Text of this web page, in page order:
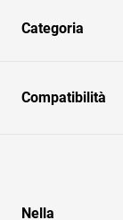
Categoria
Compatibilità
Nella